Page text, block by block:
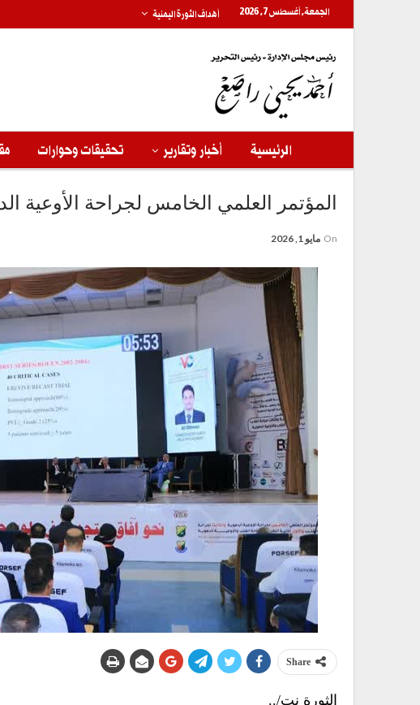
الجمعة, أغسطس 7, 2026 أهداف الثورة اليمنية
الرئيسية أخبار وتقارير تحقيقات وحوارات
المؤتمر العلمي الخامس لجراحة الأوعية
On مايو 1, 2026
Share
الثورة نت/..